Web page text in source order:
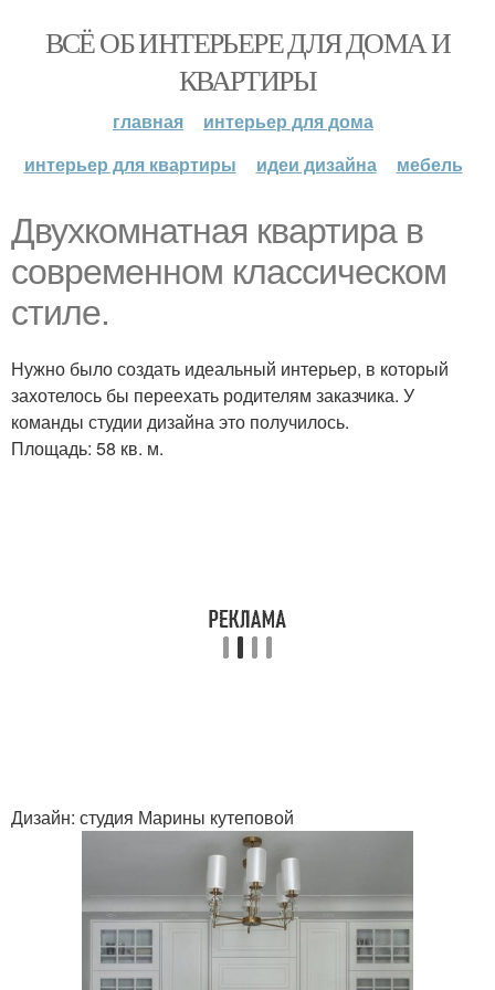
ВСЁ ОБ ИНТЕРЬЕРЕ ДЛЯ ДОМА И
КВАРТИРЫ
главная
интерьер для дома
интерьер для квартиры
идеи дизайна мебель
Двухкомнатная квартира в
современном классическом
стиле.
Нужно было создать идеальный интерьер, в который
захотелось бы переехать родителям заказчика. У
команды студии дизайна это получилось.
Площадь: 58 кв. м.
Дизайн: студия Марины кутеповой